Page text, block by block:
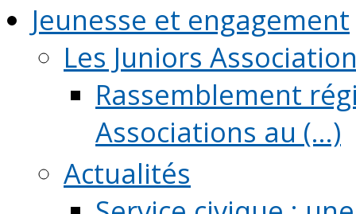
Jeunesse et engagement
Les Juniors
Rassemblement
Associations au (...)
Actualités